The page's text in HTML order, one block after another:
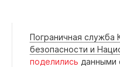
Пограничная служба
безопасности и
поделились данными